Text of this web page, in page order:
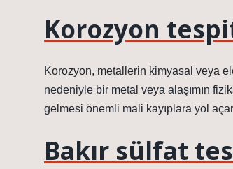
Korozyon
Korozyon, metallerin kimyasal veya
nedeniyle bir metal veya alaşımın
gelmesi önemli mali kayıplara yol
Bakır sülfat